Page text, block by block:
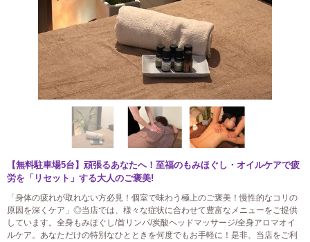
【無料駐車場5台】頑張るあなたへ！至福のもみほぐし・オイルケアで疲
労を「リセット」する大人のご褒美!
「身体の疲れが取れない方必見！個室で味わう極上のご褒美！慢性的なコリの
原因を深くケア」◎当店では、様々な症状に合わせて豊富なメニューをご提供
しています。全身もみほぐし/首リンパ/炭酸ヘッドマッサージ/全身アロマオイ
ルケア。あなただけの特別なひとときを何度でもお手軽に！是非、当店をご利